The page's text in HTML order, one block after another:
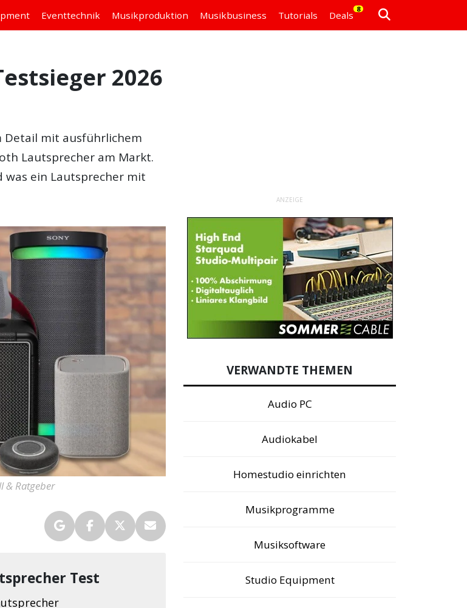
Eventtechnik Musikproduktion Musikbusiness Tutorials Deals
8
2026
Detail mit ausführlichem
Lautsprecher am Markt.
was ein Lautsprecher mit
& Ratgeber
Test
ANZEIGE
VERWANDTE THEMEN
Audio PC
Audiokabel
Homestudio einrichten
Musikprogramme
Musiksoftware
Studio Equipment